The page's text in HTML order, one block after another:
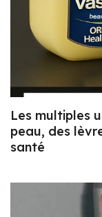
Les multiples
peau, des
santé